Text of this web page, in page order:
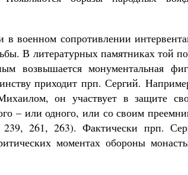
в военном сопротивлении
В литературных памятниках той
возвышается монументальная
приходит прп. Сергий.
он участвует в защите
– или одного, или со своим
261, 263). Фактически прп.
моментах обороны